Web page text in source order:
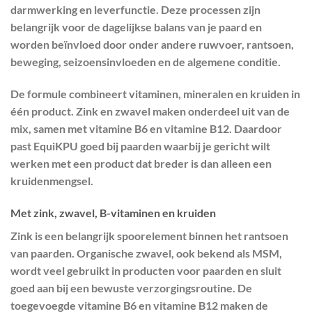
darmwerking en leverfunctie. Deze processen zijn
belangrijk voor de dagelijkse balans van je paard en
worden beïnvloed door onder andere ruwvoer, rantsoen,
beweging, seizoensinvloeden en de algemene conditie.
De formule combineert vitaminen, mineralen en kruiden in
één product. Zink en zwavel maken onderdeel uit van de
mix, samen met vitamine B6 en vitamine B12. Daardoor
past EquiKPU goed bij paarden waarbij je gericht wilt
werken met een product dat breder is dan alleen een
kruidenmengsel.
Met zink, zwavel, B-vitaminen en kruiden
Zink is een belangrijk spoorelement binnen het rantsoen
van paarden. Organische zwavel, ook bekend als MSM,
wordt veel gebruikt in producten voor paarden en sluit
goed aan bij een bewuste verzorgingsroutine. De
toegevoegde vitamine B6 en vitamine B12 maken de